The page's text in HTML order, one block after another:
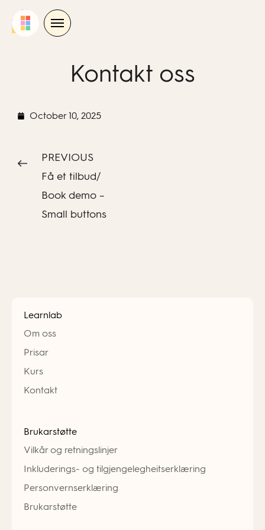
Kontakt oss
October 10, 2025
PREVIOUS
Få et tilbud/
Book demo –
Small buttons
Learnlab
Om oss
Prisar
Kurs
Kontakt
Brukarstøtte
Vilkår og retningslinjer
Inkluderings- og tilgjengelegheitserklæring
Personvernserklæring
Brukarstøtte